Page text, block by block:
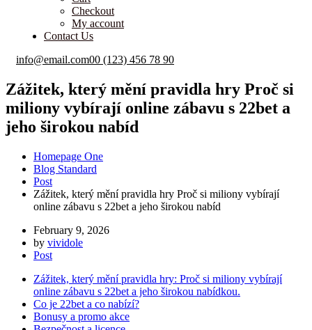
info@email.com00 (123) 456 78 90
Zážitek, který mění pravidla hry Proč si
miliony vybírají online zábavu s 22bet a
jeho širokou nabíd
Homepage One
Blog Standard
Zážitek, který mění pravidla hry Proč si miliony vybírají
online zábavu s 22bet a jeho širokou nabíd
February 9, 2026
byvividole
Post
Zážitek, který mění pravidla hry: Proč si miliony vybírají
online zábavu s 22bet a jeho širokou nabídkou.
Co je 22bet a co nabízí?
Bonusy a promo akce
Bezpečnost a licence
Platební metody
Výhody a nevýhody 22bet
Závěrem